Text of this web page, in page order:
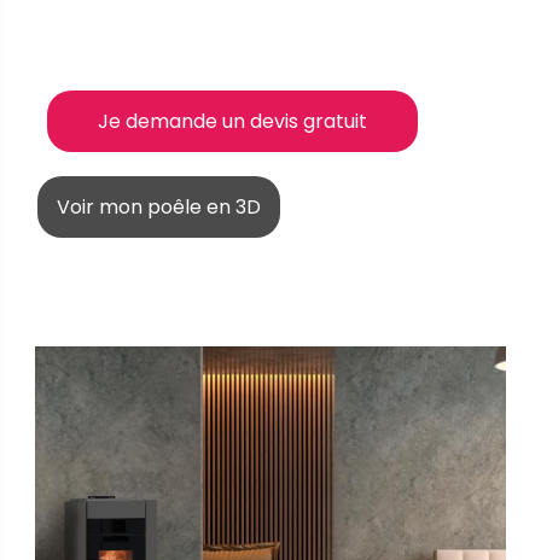
Je demande un devis gratuit
Voir mon poêle en 3D